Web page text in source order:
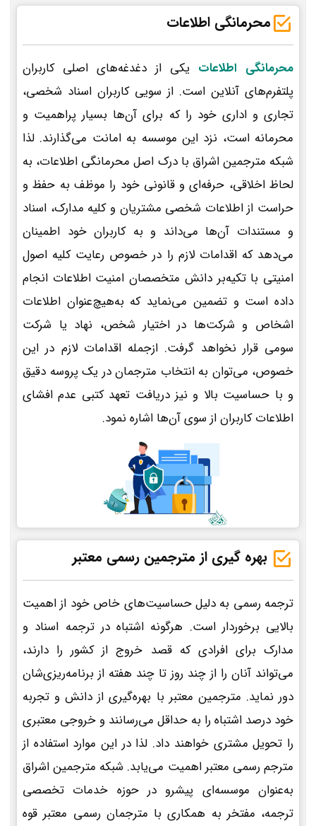
محرمانگی اطلاعات
محرمانگی اطلاعات یکی از دغدغه‌های اصلی کاربران
پلتفرم‌های آنلاین است. از سویی کاربران اسناد شخصی،
تجاری و اداری خود را که برای آن‌ها بسیار پراهمیت و
محرمانه است، نزد این موسسه به امانت می‌گذارند. لذا
شبکه مترجمین اشراق با درک اصل محرمانگی اطلاعات، به
لحاظ اخلاقی، حرفه‌ای و قانونی خود را موظف به حفظ و
حراست از اطلاعات شخصی مشتریان و کلیه مدارک، اسناد
و مستندات آن‌ها می‌داند و به کاربران خود اطمینان
می‌دهد که اقدامات لازم را در خصوص رعایت کلیه اصول
امنیتی با تکیه‌بر دانش متخصصان امنیت اطلاعات انجام
داده است و تضمین می‌نماید که به‌هیچ‌عنوان اطلاعات
اشخاص و شرکت‌ها در اختیار شخص، نهاد یا شرکت
سومی قرار نخواهد گرفت. ازجمله اقدامات لازم در این
خصوص، می‌توان به انتخاب مترجمان در یک پروسه دقیق
و با حساسیت بالا و نیز دریافت تعهد کتبی عدم افشای
اطلاعات کاربران از سوی آن‌ها اشاره نمود.
بهره گیری از مترجمین رسمی معتبر
ترجمه رسمی به دلیل حساسیت‌های خاص خود از اهمیت
بالایی برخوردار است. هرگونه اشتباه در ترجمه اسناد و
مدارک برای افرادی که قصد خروج از کشور را دارند،
می‌تواند آنان را از چند روز تا چند هفته از برنامه‌ریزی‌شان
دور نماید. مترجمین معتبر با بهره‌گیری از دانش و تجربه
خود درصد اشتباه را به حداقل می‌رسانند و خروجی معتبری
را تحویل مشتری خواهند داد. لذا در این موارد استفاده از
مترجم رسمی معتبر اهمیت می‌یابد. شبکه مترجمین اشراق
به‌عنوان موسسه‌ای پیشرو در حوزه خدمات تخصصی
ترجمه، مفتخر به همکاری با مترجمان رسمی معتبر قوه